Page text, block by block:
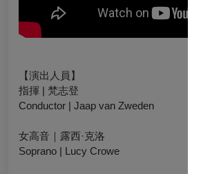
【演出人員】
指揮 | 梵志登
Conductor | Jaap van Zweden
女高音｜露西·克洛
Soprano | Lucy Crowe